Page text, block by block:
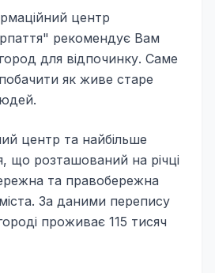
центр
рекомендує Вам
для відпочинку. Саме
як живе старе
центр та найбільше
що розташований на річці
та правобережна
За даними перепису
проживає 115 тисяч